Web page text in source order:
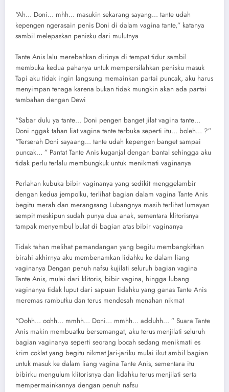
“Ah… Doni… mhh… masukin sekarang sayang… tante udah
kepengen ngerasain penis Doni di dalam vagina tante,” katanya
sambil melepaskan penisku dari mulutnya
Tante Anis lalu merebahkan dirinya di tempat tidur sambil
membuka kedua pahanya untuk mempersilahkan penisku masuk
Tapi aku tidak ingin langsung memainkan partai puncak, aku harus
menyimpan tenaga karena bukan tidak mungkin akan ada partai
tambahan dengan Dewi
“Sabar dulu ya tante… Doni pengen banget jilat vagina tante…
Doni nggak tahan liat vagina tante terbuka seperti itu… boleh… ?”
“Terserah Doni sayaang… tante udah kepengen banget sampai
puncak… ” Pantat Tante Anis kuganjal dengan bantal sehingga aku
tidak perlu terlalu membungkuk untuk menikmati vaginanya
Perlahan kubuka bibir vaginanya yang sedikit menggelambir
dengan kedua jempolku, terlihat bagian dalam vagina Tante Anis
begitu merah dan merangsang Lubangnya masih terlihat lumayan
sempit meskipun sudah punya dua anak, sementara klitorisnya
tampak menyembul bulat di bagian atas bibir vaginanya
Tidak tahan melihat pemandangan yang begitu membangkitkan
birahi akhirnya aku membenamkan lidahku ke dalam liang
vaginanya Dengan penuh nafsu kujilati seluruh bagian vagina
Tante Anis, mulai dari klitoris, bibir vagina, hingga lubang
vaginanya tidak luput dari sapuan lidahku yang ganas Tante Anis
meremas rambutku dan terus mendesah menahan nikmat
“Oohh… oohh… mmhh… Doni… mmhh… adduhh… ” Suara Tante
Anis makin membuatku bersemangat, aku terus menjilati seluruh
bagian vaginanya seperti seorang bocah sedang menikmati es
krim coklat yang begitu nikmat Jari-jariku mulai ikut ambil bagian
untuk masuk ke dalam liang vagina Tante Anis, sementara itu
bibirku mengulum klitorisnya dan lidahku terus menjilati serta
mempermainkannya dengan penuh nafsu